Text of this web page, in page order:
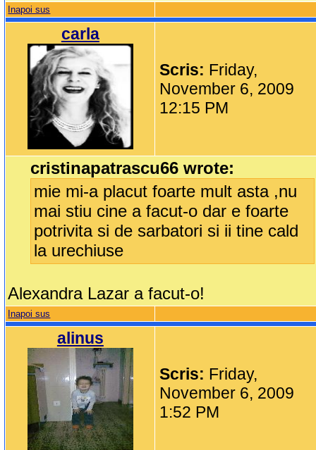
Inapoi sus
carla
Scris: Friday,
November 6, 2009
12:15 PM
cristinapatrascu66 wrote:
mie mi-a placut foarte mult asta ,nu
mai stiu cine a facut-o dar e foarte
potrivita si de sarbatori si ii tine cald
la urechiuse
Alexandra Lazar a facut-o!
Inapoi sus
alinus
Scris: Friday,
November 6, 2009
1:52 PM